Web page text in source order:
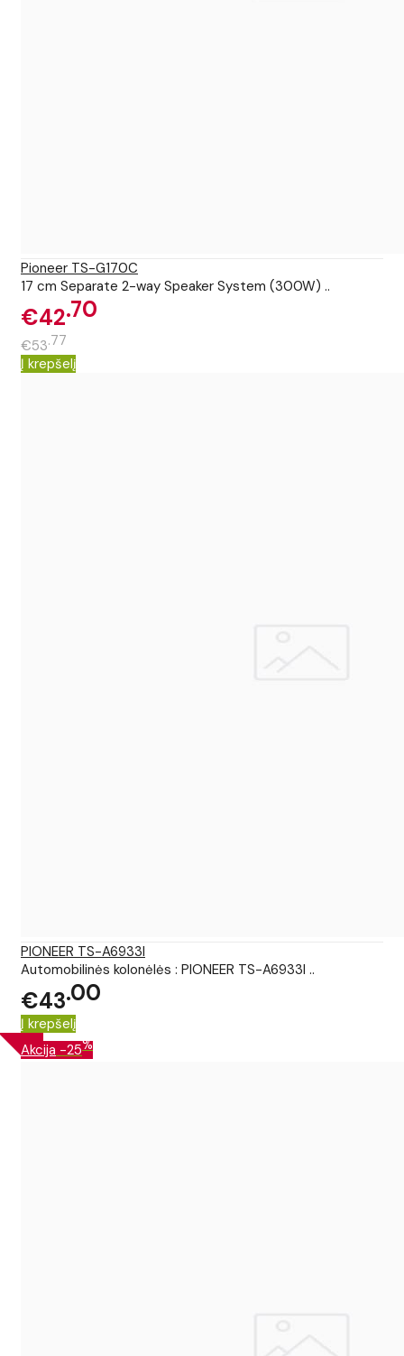
Pioneer TS-G170C
17 cm Separate 2-way Speaker System (300W) ..
€42 70
€53 77
Į krepšelį
PIONEER TS-A6933I
Automobilinės kolonėlės : PIONEER TS-A6933I ..
€43 00
Į krepšelį
Akcija -25%